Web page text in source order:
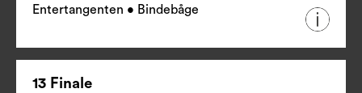
Entertangenten • Bindebåge
13 Finale